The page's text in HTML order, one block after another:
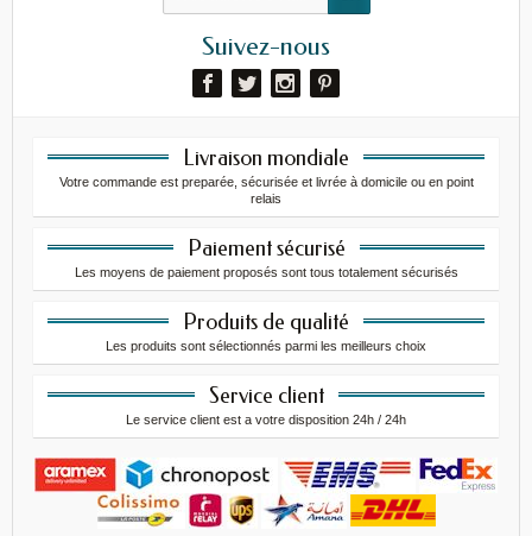
Suivez-nous
Livraison mondiale
Votre commande est preparée, sécurisée et livrée à domicile ou en point
relais
Paiement sécurisé
Les moyens de paiement proposés sont tous totalement sécurisés
Produits de qualité
Les produits sont sélectionnés parmi les meilleurs choix
Service client
Le service client est a votre disposition 24h / 24h